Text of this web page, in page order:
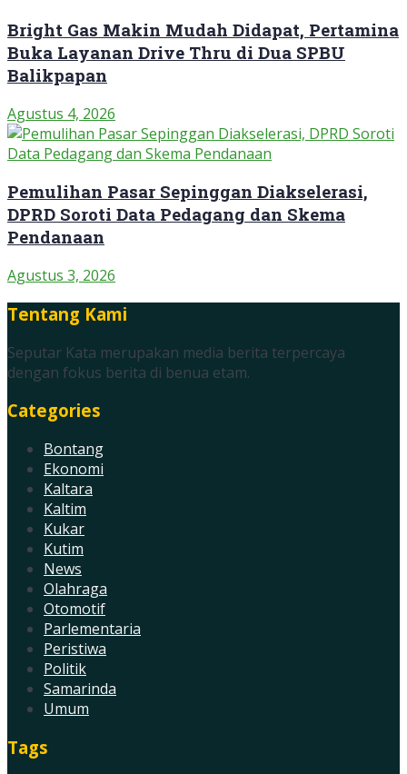
Bright Gas Makin Mudah Didapat, Pertamina
Buka Layanan Drive Thru di Dua SPBU
Balikpapan
Agustus 4, 2026
Pemulihan Pasar Sepinggan Diakselerasi,
DPRD Soroti Data Pedagang dan Skema
Pendanaan
Agustus 3, 2026
Tentang Kami
Seputar Kata merupakan media berita terpercaya
dengan fokus berita di benua etam.
Categories
Bontang
Ekonomi
Kaltara
Kaltim
Kukar
Kutim
News
Olahraga
Otomotif
Parlementaria
Peristiwa
Politik
Samarinda
Umum
Tags